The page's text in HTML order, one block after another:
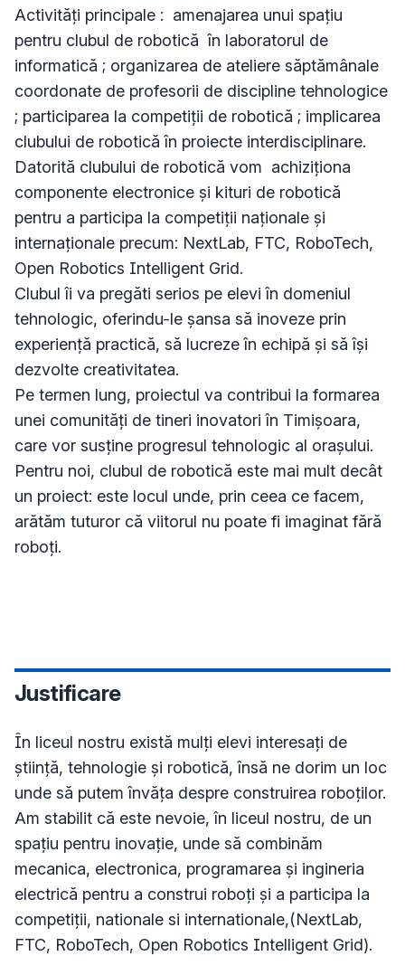
Activități principale :  amenajarea unui spațiu
pentru clubul de robotică  în laboratorul de
informatică ; organizarea de ateliere săptămânale
coordonate de profesorii de discipline tehnologice
; participarea la competiții de robotică ; implicarea
clubului de robotică în proiecte interdisciplinare.
Datorită clubului de robotică vom  achiziționa
componente electronice și kituri de robotică
pentru a participa la competiții naționale și
internaționale precum: NextLab, FTC, RoboTech,
Open Robotics Intelligent Grid.
Clubul îi va pregăti serios pe elevi în domeniul
tehnologic, oferindu-le șansa să inoveze prin
experiență practică, să lucreze în echipă și să își
dezvolte creativitatea.
Pe termen lung, proiectul va contribui la formarea
unei comunități de tineri inovatori în Timișoara,
care vor susține progresul tehnologic al orașului.
Pentru noi, clubul de robotică este mai mult decât
un proiect: este locul unde, prin ceea ce facem,
arătăm tuturor că viitorul nu poate fi imaginat fără
roboți.
Justificare
În liceul nostru există mulți elevi interesați de
știință, tehnologie și robotică, însă ne dorim un loc
unde să putem învăța despre construirea roboților.
Am stabilit că este nevoie, în liceul nostru, de un
spațiu pentru inovație, unde să combinăm
mecanica, electronica, programarea și ingineria
electrică pentru a construi roboți și a participa la
competiții, nationale si internationale,(NextLab,
FTC, RoboTech, Open Robotics Intelligent Grid).